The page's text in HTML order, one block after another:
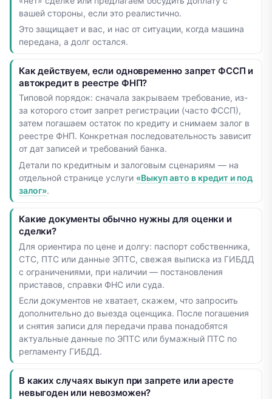
вашей стороны, если это реалистично.
Это защищает и вас, и нас от ситуации, когда машина
передана, а долг остался.
Как действуем, если одновременно запрет ФССП и
автокредит в реестре ФНП?
Типовой порядок: сначала закрываем требование, из-
за которого стоит запрет регистрации (часто ФССП),
затем погашаем остаток по кредиту и снимаем залог в
реестре ФНП. Конкретная последовательность зависит
от дат записей и требований банка.
Детали по кредитным и залоговым сценариям — на
отдельной странице услуги «Выкуп авто в кредит и под
залог».
Какие документы обычно нужны для оценки и
сделки?
Для ориентира по цене и долгу: паспорт собственника,
СТС, ПТС или данные ЭПТС, свежая выписка из ГИБДД
с ограничениями, при наличии — постановления
приставов, справки ФНС или суда.
Если документов не хватает, скажем, что запросить
дополнительно до выезда оценщика. После погашения
и снятия записи для передачи права понадобятся
актуальные данные по ЭПТС или бумажный ПТС по
регламенту ГИБДД.
В каких случаях выкуп при запрете или аресте
невыгоден или невозможен?